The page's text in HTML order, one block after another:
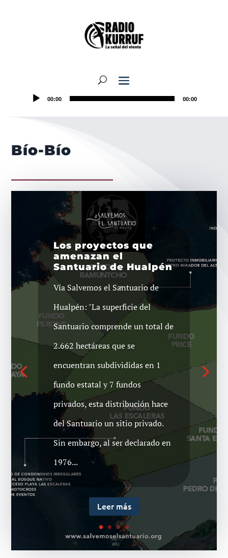
00:00 00:00
Bío-Bío
Los proyectos que
amenazan el
Santuario de Hualpén
Vía Salvemos el Santuario de
Hualpén: "La superficie del
Santuario comprende un total de
2.662 hectáreas que se
encuentran subdivididas en 1
fundo estatal y 7 fundos
privados, esta distribución hace
del Santuario un sitio privado.
Sin embargo, al ser declarado en
1976...
Leer más
Lanzan campaña «¡Yo
me sumo!» para
defender el Santuario
de Hualpén
La agrupación Salvemos el
Santuario Península de Hualpén
ha lanzado su campaña "¡Yo me
sumo!" para promover la defensa
de esta importante zona natural
del Gran Concepción.
https://www.instagram.com/p/C
C2LWcdg-sA/